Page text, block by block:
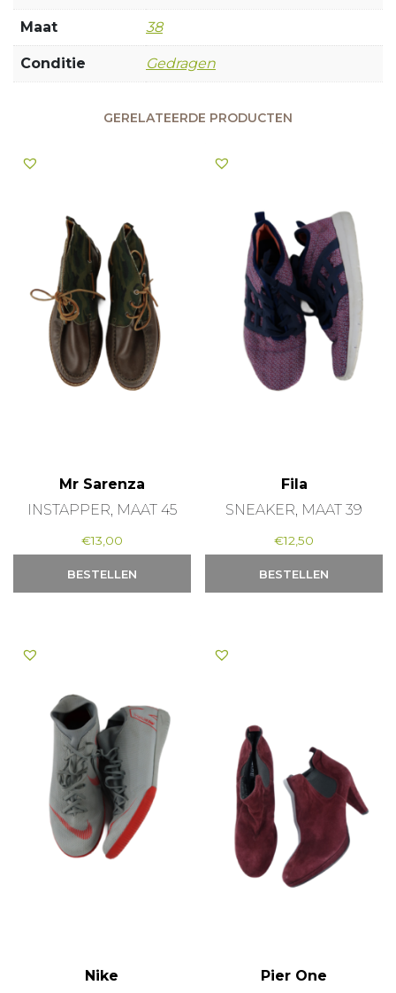
Maat 38
Conditie Gedragen
GERELATEERDE PRODUCTEN
Mr Sarenza
INSTAPPER, MAAT 45
€13,00
BESTELLEN
Fila
SNEAKER, MAAT 39
€12,50
BESTELLEN
Nike
Pier One